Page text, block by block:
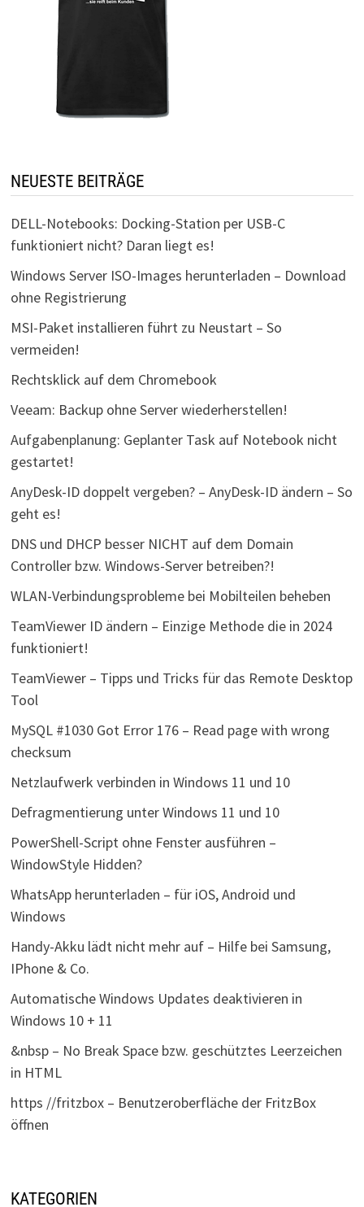
NEUESTE BEITRÄGE
DELL-Notebooks: Docking-Station per USB-C
funktioniert nicht? Daran liegt es!
Windows Server ISO-Images herunterladen – Download
ohne Registrierung
MSI-Paket installieren führt zu Neustart – So
vermeiden!
Rechtsklick auf dem Chromebook
Veeam: Backup ohne Server wiederherstellen!
Aufgabenplanung: Geplanter Task auf Notebook nicht
gestartet!
AnyDesk-ID doppelt vergeben? – AnyDesk-ID ändern – So
geht es!
DNS und DHCP besser NICHT auf dem Domain
Controller bzw. Windows-Server betreiben?!
WLAN-Verbindungsprobleme bei Mobilteilen beheben
TeamViewer ID ändern – Einzige Methode die in 2024
funktioniert!
TeamViewer – Tipps und Tricks für das Remote Desktop
Tool
MySQL #1030 Got Error 176 – Read page with wrong
checksum
Netzlaufwerk verbinden in Windows 11 und 10
Defragmentierung unter Windows 11 und 10
PowerShell-Script ohne Fenster ausführen –
WindowStyle Hidden?
WhatsApp herunterladen – für iOS, Android und
Windows
Handy-Akku lädt nicht mehr auf – Hilfe bei Samsung,
IPhone & Co.
Automatische Windows Updates deaktivieren in
Windows 10 + 11
&nbsp – No Break Space bzw. geschütztes Leerzeichen
in HTML
https //fritzbox – Benutzeroberfläche der FritzBox
öffnen
KATEGORIEN